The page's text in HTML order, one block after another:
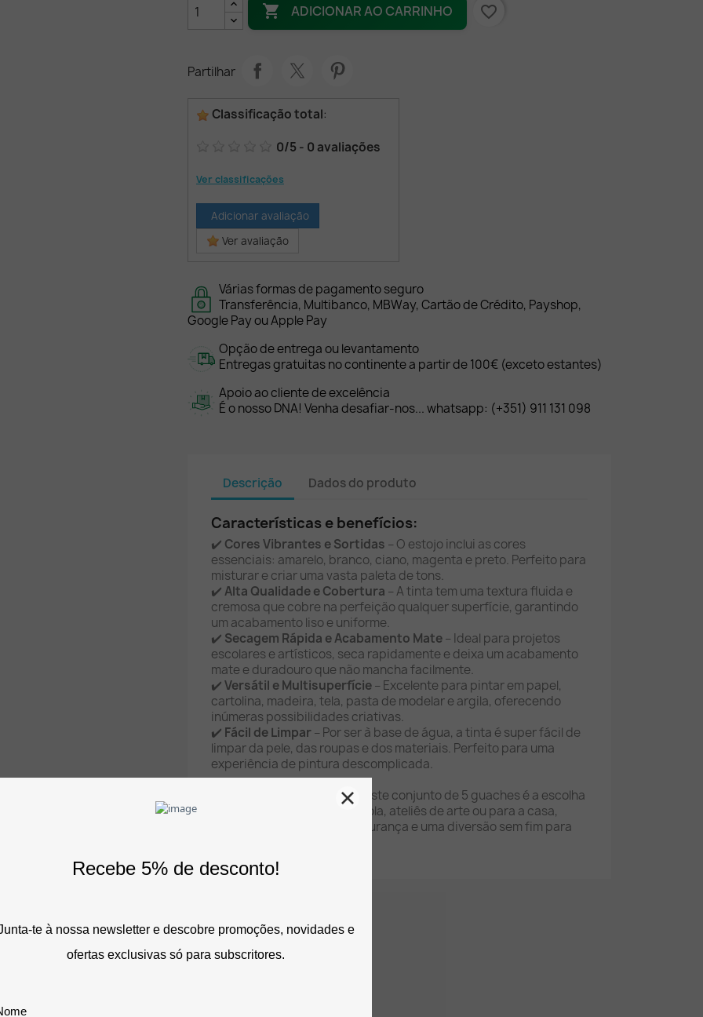
 ADICIONAR AO CARRINHO favorite_border
Partilhar
Classificação total:
0/5 - 0 avaliações
Ver classificações
Adicionar avaliação
Ver avaliação
Várias formas de pagamento seguro
Transferência, Multibanco, MBWay, Cartão de Crédito, Payshop,
Google Pay ou Apple Pay
Opção de entrega ou levantamento
Entregas gratuitas no continente a partir de 100€ (exceto estantes)
Apoio ao cliente de excelência
É o nosso DNA! Venha desafiar-nos... whatsapp: (+351) 911 131 098
Descrição Dados do produto
Características e benefícios:
✔️ Cores Vibrantes e Sortidas – O estojo inclui as cores
essenciais: amarelo, branco, ciano, magenta e preto. Perfeito para
misturar e criar uma vasta paleta de tons.
✔️Alta Qualidade e Cobertura – A tinta tem uma textura fluida e
cremosa que cobre na perfeição qualquer superfície, garantindo
um acabamento liso e uniforme.
✔️ Secagem Rápida e Acabamento Mate– Ideal para projetos
escolares e artísticos, seca rapidamente e deixa um acabamento
mate e duradouro que não mancha facilmente.
✔️Versátil e Multisuperfície– Excelente para pintar em papel,
cartolina, madeira, tela, pasta de modelar e argila, oferecendo
inúmeras possibilidades criativas.
✔️ Fácil de Limpar– Por ser à base de água, a tinta é super fácil de
limpar da pele, das roupas e dos materiais. Perfeito para uma
experiência de pintura descomplicada.
Com 35 ml em cada frasco, este conjunto de 5 guaches é a escolha
segura e criativa para a escola, ateliês de arte ou para a casa,
combinando qualidade, segurança e uma diversão sem fim para